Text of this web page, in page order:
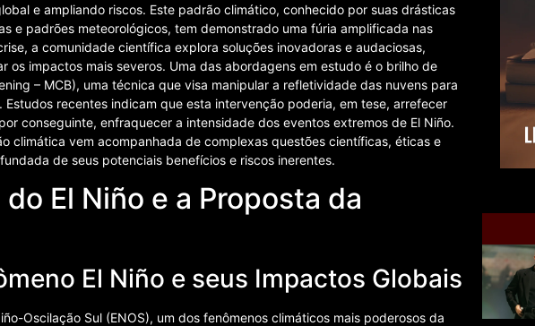
e ampliando riscos. Este padrão climático, conhecido por suas drásticas
e padrões meteorológicos, tem demonstrado uma fúria amplificada nas
a comunidade científica explora soluções inovadoras e audaciosas,
os impactos mais severos. Uma das abordagens em estudo é o brilho de
– MCB), uma técnica que visa manipular a refletividade das nuvens para
recentes indicam que esta intervenção poderia, em tese, arrefecer
conseguinte, enfraquecer a intensidade dos eventos extremos de El Niño.
climática vem acompanhada de complexas questões científicas, éticas e
de seus potenciais benefícios e riscos inerentes.
El Niño e a Proposta da
El Niño e seus Impactos Globais
Oscilação Sul (ENOS), um dos fenômenos climáticos mais poderosos da